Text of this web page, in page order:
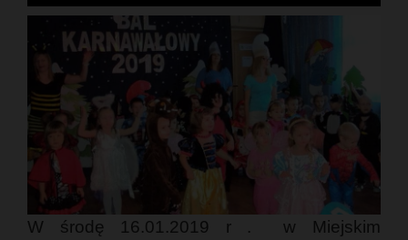
W środę 16.01.2019 r . w Miejskim